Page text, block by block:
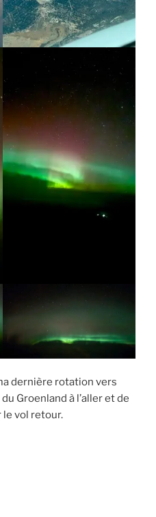
dernière rotation vers
Groenland à l’aller et de
le vol retour.